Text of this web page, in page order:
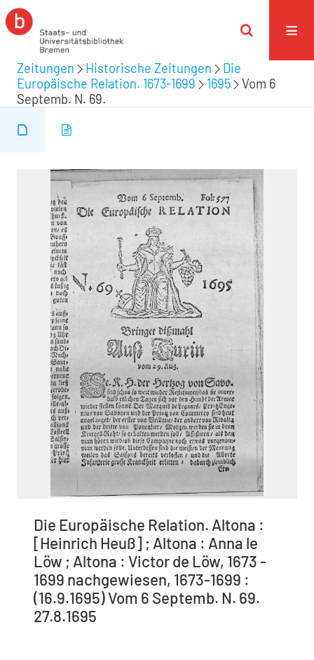
Zeitungen Historische Zeitungen
Die
Europäische Relation. 1673-1699
1695
Vom 6
Septemb. N. 69.
Die Europäische Relation. Altona :
[Heinrich Heuß] ; Altona : Anna le
Löw ; Altona : Victor de Löw, 1673 -
1699 nachgewiesen, 1673-1699 :
(16.9.1695) Vom 6 Septemb. N. 69.
27.8.1695